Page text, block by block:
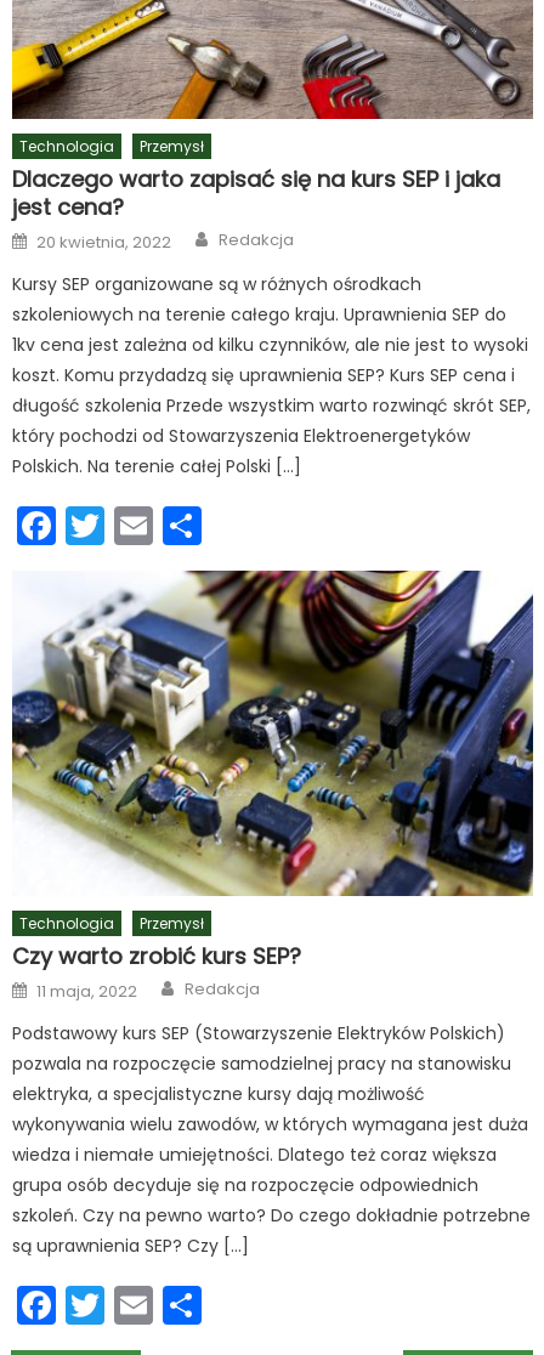
Technologia Przemysł
Dlaczego warto zapisać się na kurs SEP i jaka
jest cena?
Posted
on
20 kwietnia, 2022 Author
Redakcja
Kursy SEP organizowane są w różnych ośrodkach
szkoleniowych na terenie całego kraju. Uprawnienia SEP do
1kv cena jest zależna od kilku czynników, ale nie jest to wysoki
koszt. Komu przydadzą się uprawnienia SEP? Kurs SEP cena i
długość szkolenia Przede wszystkim warto rozwinąć skrót SEP,
który pochodzi od Stowarzyszenia Elektroenergetyków
Polskich. Na terenie całej Polski […]
Facebook
Twitter
Email
się
Technologia Przemysł
Czy warto zrobić kurs SEP?
Posted
on
11 maja, 2022 Author
Redakcja
Podstawowy kurs SEP (Stowarzyszenie Elektryków Polskich)
pozwala na rozpoczęcie samodzielnej pracy na stanowisku
elektryka, a specjalistyczne kursy dają możliwość
wykonywania wielu zawodów, w których wymagana jest duża
wiedza i niemałe umiejętności. Dlatego też coraz większa
grupa osób decyduje się na rozpoczęcie odpowiednich
szkoleń. Czy na pewno warto? Do czego dokładnie potrzebne
są uprawnienia SEP? Czy […]
Facebook
Twitter
Email